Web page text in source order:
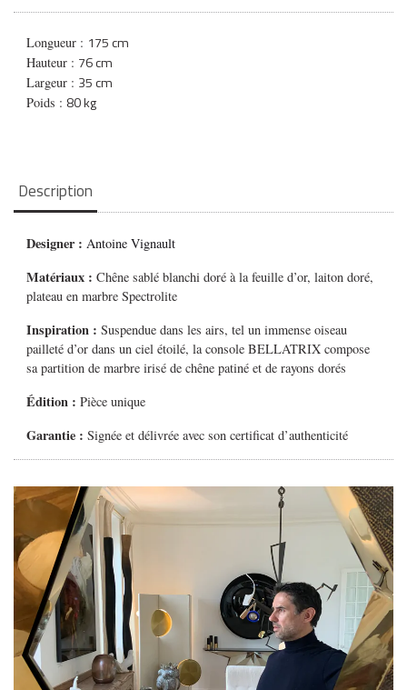
Longueur : 175 cm
Hauteur : 76 cm
Largeur : 35 cm
Poids : 80 kg
Description
Designer :Antoine Vignault
Matériaux : Chêne sablé blanchi doré à la feuille d’or, laiton doré,
plateau en marbre Spectrolite
Inspiration :Suspendue dans les airs, tel un immense oiseau
pailleté d’or dans un ciel étoilé, la console BELLATRIX compose
sa partition de marbre irisé de chêne patiné et de rayons dorés
Édition :Pièce unique
Garantie : Signée et délivrée avec son certificat d’authenticité